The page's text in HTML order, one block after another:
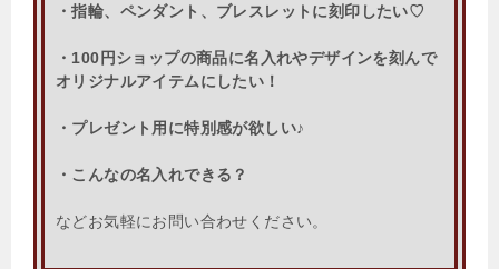
・指輪、ペンダント、ブレスレットに刻印したい♡
・100円ショップの商品に名入れやデザインを刻んで
オリジナルアイテムにしたい！
・プレゼント用に特別感が欲しい♪
・こんなの名入れできる？
などお気軽にお問い合わせください。